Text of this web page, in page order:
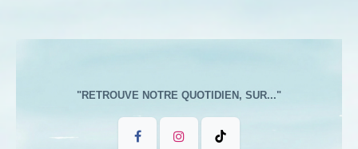
"RETROUVE NOTRE QUOTIDIEN, SUR..."